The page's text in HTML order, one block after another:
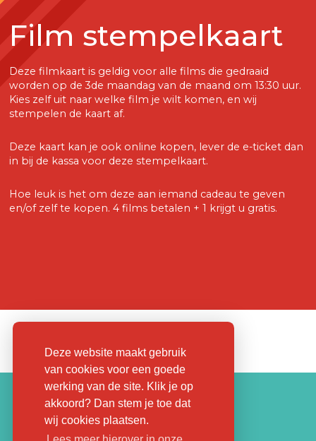
Deze website maakt gebruik
van cookies voor een goede
werking van de site. Klik je op
akkoord? Dan stem je toe dat
wij cookies plaatsen.
Film stempelkaart
Deze filmkaart is geldig voor alle films die gedraaid
worden op de 3de maandag van de maand om 13:30 uur.
Kies zelf uit naar welke film je wilt komen, en wij
stempelen de kaart af.
Deze kaart kan je ook online kopen, lever de e-ticket dan
in bij de kassa voor deze stempelkaart.
Hoe leuk is het om deze aan iemand cadeau te geven
en/of zelf te kopen. 4 films betalen + 1 krijgt u gratis.